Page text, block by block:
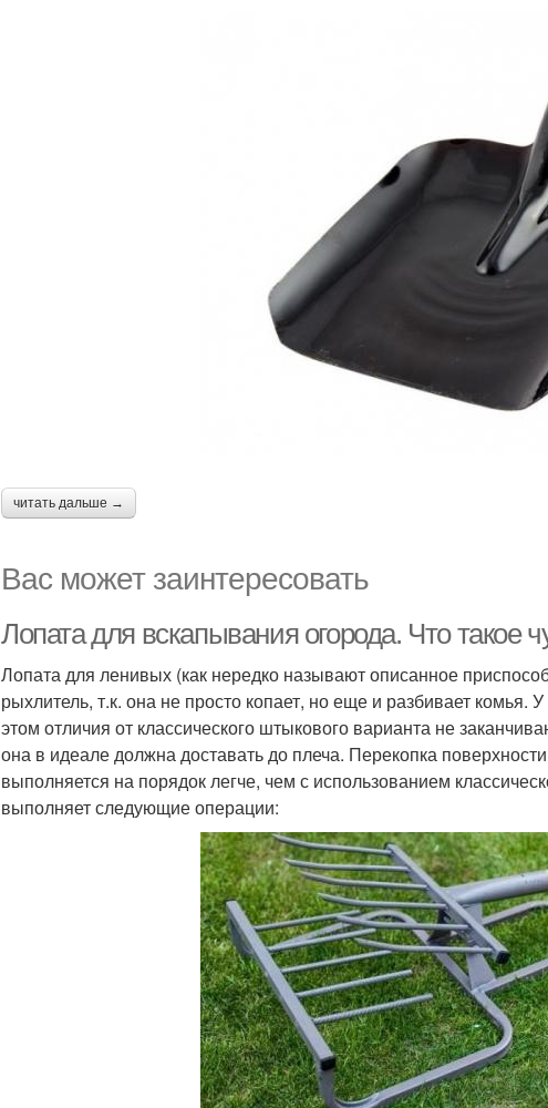
читать дальше →
Вас может заинтересовать
Лопата для вскапывания огорода. Что такое
Лопата для ленивых (как нередко называют описанное
рыхлитель, т.к. она не просто копает, но еще и разбивает комья.
этом отличия от классического штыкового варианта не
она в идеале должна доставать до плеча. Перекопка
выполняется на порядок легче, чем с использованием
выполняет следующие операции: